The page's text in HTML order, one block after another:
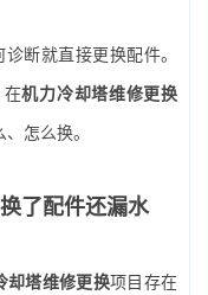
断就直接更换配件。
在机力冷却塔维修更换
怎么换。
了配件还漏水
却塔维修更换项目存在